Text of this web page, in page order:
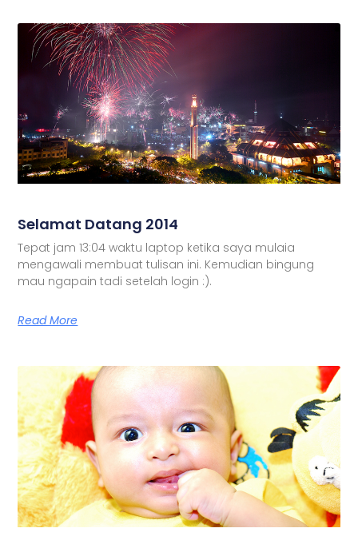
Selamat Datang 2014
Tepat jam 13:04 waktu laptop ketika saya mulaia
mengawali membuat tulisan ini. Kemudian bingung
mau ngapain tadi setelah login :).
Read More